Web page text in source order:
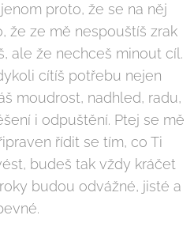
proto, že se na něj
že ze mě nespouštíš zrak
ale že nechceš minout cíl.
cítíš potřebu nejen
moudrost, nadhled, radu,
i odpuštění. Ptej se mě
řídit se tím, co Ti
budeš tak vždy kráčet
budou odvážné, jisté a